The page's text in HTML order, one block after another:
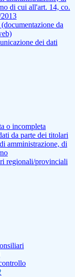
di cui all'art. 14, co.
da
dei dati
o incompleta
da parte dei titolari
amministrazione, di
regionali/provinciali